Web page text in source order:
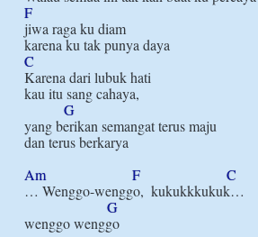
F
jiwa raga ku diam
C
Karena dari lubuk hati
kau itu sang cahaya,
G
yang berikan semangat terus maju
dan terus berkarya
Am
F
C
… Wenggo-wenggo,  kukukkkukuk…
G
wenggo wenggo